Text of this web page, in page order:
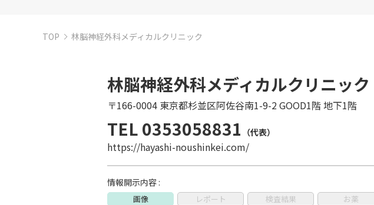
TOP 林脳神経外科メディカルクリニック
林脳神経外科メディカルクリニック
〒166-0004 東京都杉並区阿佐谷南1-9-2 GOOD1階 地下1階
TEL 0353058831 （代表）
https://hayashi-noushinkei.com/
情報開示内容 :
画像 レポート 検査結果
お薬